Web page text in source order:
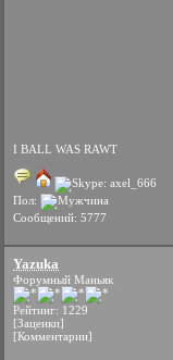
I BALL WAS RAWT
Пол:
Сообщений: 5777
Yazuka
Форумный Маньяк
Рейтинг: 1229
[Заценки]
[Комментарии]